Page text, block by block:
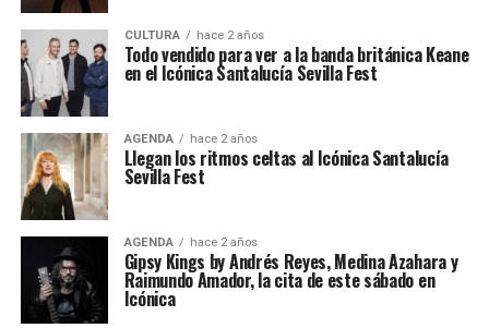
CULTURA hace 2 años
Todo vendido para ver a la banda británica Keane
en el Icónica Santalucía Sevilla Fest
AGENDA hace 2 años
Llegan los ritmos celtas al Icónica Santalucía
Sevilla Fest
AGENDA hace 2 años
Gipsy Kings by Andrés Reyes, Medina Azahara y
Raimundo Amador, la cita de este sábado en
Icónica